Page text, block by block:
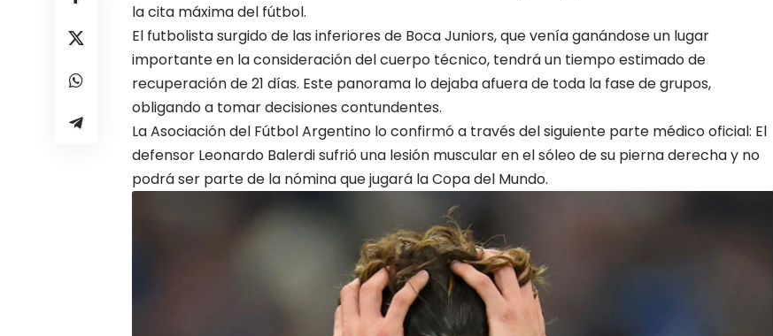
la cita máxima del fútbol.
El futbolista surgido de las inferiores de BocaJuniors, que venía ganándose un lugar
importante en la consideración del cuerpo técnico, tendrá un tiempo estimado de
recuperación de 21 días. Este panorama lo dejaba afuera de toda la fase de grupos,
obligando a tomar decisiones contundentes.
La Asociación del Fútbol Argentino lo confirmó a través del siguiente parte médico oficial: El
defensor Leonardo Balerdi sufrió una lesión muscular en el sóleo de su pierna derecha y no
podrá ser parte de la nómina que jugará la Copa del Mundo.